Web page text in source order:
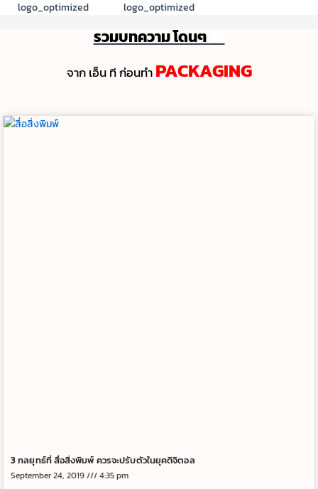
รวมบทความ โดนๆ
จาก เอ็น ที ก่อนทํา PACKAGING
3 กลยุทธ์ที่ สื่อสิ่งพิมพ์ ควรจะปรับตัวในยุคดิจิตอล
September 24, 2019
4:35 pm